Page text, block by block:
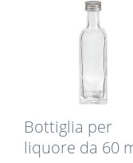
Bottiglia per
liquore da 60